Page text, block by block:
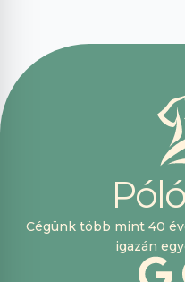
fogok innen
Póló
Cégünk több mint 40
igazán